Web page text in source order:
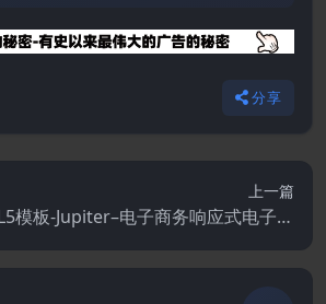
分享
上一篇
模板-Jupiter–电子商务响应式电子邮